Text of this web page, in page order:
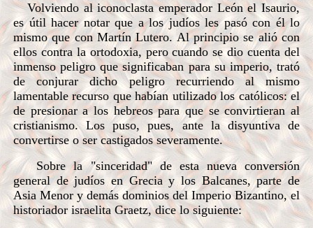
Volviendo al iconoclasta emperador León el Isaurio,
es útil hacer notar que a los judíos les pasó con él lo
mismo que con Martín Lutero. Al principio se alió con
ellos contra la ortodoxia, pero cuando se dio cuenta del
inmenso peligro que significaban para su imperio, trató
de conjurar dicho peligro recurriendo al mismo
lamentable recurso que habían utilizado los católicos: el
de presionar a los hebreos para que se convirtieran al
cristianismo. Los puso, pues, ante la disyuntiva de
convertirse o ser castigados severamente.
Sobre la "sinceridad" de esta nueva conversión
general de judíos en Grecia y los Balcanes, parte de
Asia Menor y demás dominios del Imperio Bizantino, el
historiador israelita Graetz, dice lo siguiente: